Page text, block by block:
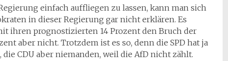
einfach auffliegen zu lassen, kann man sich
in dieser Regierung gar nicht erklären. Es
ihren prognostizierten 14 Prozent den Bruch der
aber nicht. Trotzdem ist es so, denn die SPD hat ja
CDU aber niemanden, weil die AfD nicht zählt.